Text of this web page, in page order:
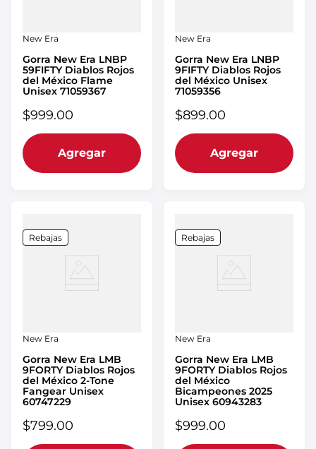
New Era
Gorra New Era LNBP
59FIFTY Diablos Rojos
del México Flame
Unisex 71059367
$999.00
Agregar
New Era
Gorra New Era LNBP
9FIFTY Diablos Rojos
del México Unisex
71059356
$899.00
Agregar
Rebajas
New Era
Gorra New Era LMB
9FORTY Diablos Rojos
del México 2-Tone
Fangear Unisex
60747229
$799.00
Rebajas
New Era
Gorra New Era LMB
9FORTY Diablos Rojos
del México
Bicampeones 2025
Unisex 60943283
$999.00